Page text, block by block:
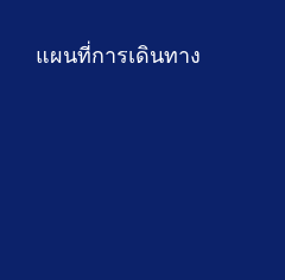
แผนที่การเดินทาง